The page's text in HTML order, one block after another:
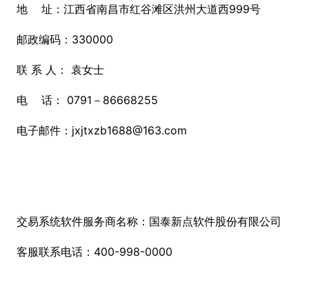
地 址：江西省南昌市红谷滩区洪州大道西999号
邮政编码：330000
联 系 人： 袁女士
电 话： 0791－86668255
电子邮件：jxjtxzb1688@163.com
交易系统软件服务商名称：国泰新点软件股份有限公司
客服联系电话：400-998-0000